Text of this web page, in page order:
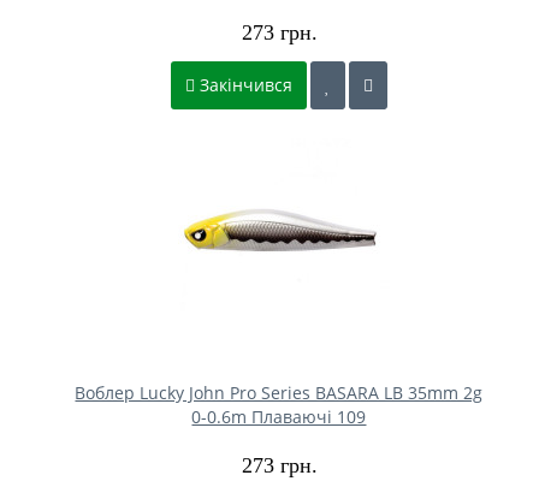
273 грн.
Закінчився
Воблер Lucky John Pro Series BASARA LB 35mm 2g
0-0.6m Плаваючі 109
273 грн.